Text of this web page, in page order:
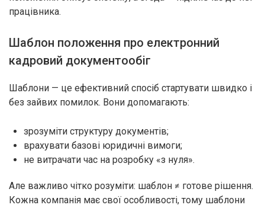
працівника.
Шаблон положення про електронний
кадровий документообіг
Шаблони — це ефективний спосіб стартувати швидко і
без зайвих помилок. Вони допомагають:
зрозуміти структуру документів;
врахувати базові юридичні вимоги;
не витрачати час на розробку «з нуля».
Але важливо чітко розуміти: шаблон ≠ готове рішення.
Кожна компанія має свої особливості, тому шаблони